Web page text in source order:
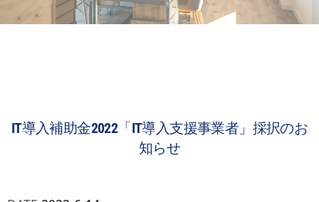
IT導入補助金2022「IT導入支援事業者」採択のお
知らせ